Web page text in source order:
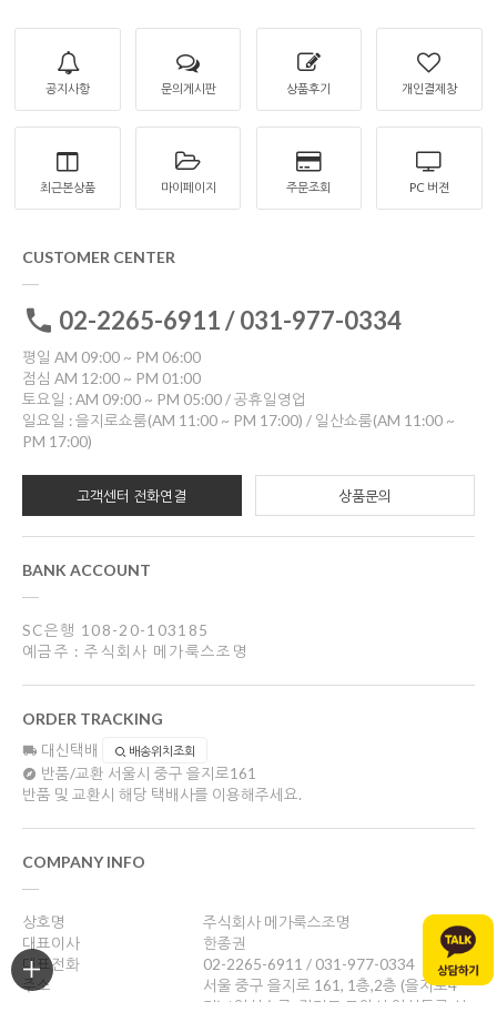
공지사항 문의게시판 상품후기 개인결제창
최근본상품 마이페이지 주문조회 PC 버젼
CUSTOMER CENTER
02-2265-6911 / 031-977-0334
평일 AM 09:00 ~ PM 06:00
점심 AM 12:00 ~ PM 01:00
토요일 : AM 09:00 ~ PM 05:00 / 공휴일영업
일요일 : 을지로쇼룸(AM 11:00 ~ PM 17:00) / 일산쇼룸(AM 11:00 ~
PM 17:00)
고객센터 전화연결 상품문의
BANK ACCOUNT
SC은행 108-20-103185
예금주 : 주식회사 메가룩스조명
ORDER TRACKING
대신택배 배송위치조회
반품/교환 서울시 중구 을지로161
반품 및 교환시 해당 택배사를 이용해주세요.
COMPANY INFO
상호명
주식회사 메가룩스조명
대표이사
한종권
대표전화
02-2265-6911 / 031-977-0334
주소
서울 중구 을지로 161, 1층,2층 (을지로4
가) / 일산쇼룸: 경기도 고양시 일산동구 성